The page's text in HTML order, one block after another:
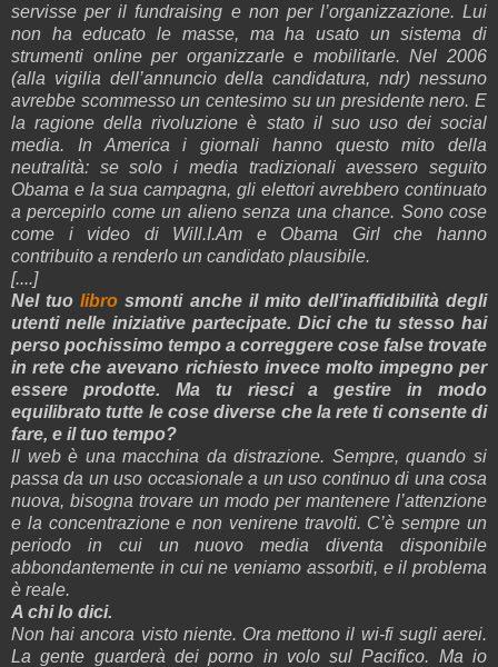
servisse per il fundraising e non per l’organizzazione. Lui
non ha educato le masse, ma ha usato un sistema di
strumenti online per organizzarle e mobilitarle. Nel 2006
(alla vigilia dell’annuncio della candidatura, ndr) nessuno
avrebbe scommesso un centesimo su un presidente nero. E
la ragione della rivoluzione è stato il suo uso dei social
media. In America i giornali hanno questo mito della
neutralità: se solo i media tradizionali avessero seguito
Obama e la sua campagna, gli elettori avrebbero continuato
a percepirlo come un alieno senza una chance. Sono cose
come i video di Will.I.Am e Obama Girl che hanno
contribuito a renderlo un candidato plausibile.
[....]
Nel tuolibro smonti anche il mito dell’inaffidibilità degli
utenti nelle iniziative partecipate. Dici che tu stesso hai
perso pochissimo tempo a correggere cose false trovate
in rete che avevano richiesto invece molto impegno per
essere prodotte. Ma tu riesci a gestire in modo
equilibrato tutte le cose diverse che la rete ti consente di
fare, e il tuo tempo?
Il web è una macchina da distrazione. Sempre, quando si
passa da un uso occasionale a un uso continuo di una cosa
nuova, bisogna trovare un modo per mantenere l’attenzione
e la concentrazione e non venirene travolti. C’è sempre un
periodo in cui un nuovo media diventa disponibile
abbondantemente in cui ne veniamo assorbiti, e il problema
è reale.
A chi lo dici.
Non hai ancora visto niente. Ora mettono il wi-fi sugli aerei.
La gente guarderà dei porno in volo sul Pacifico. Ma io